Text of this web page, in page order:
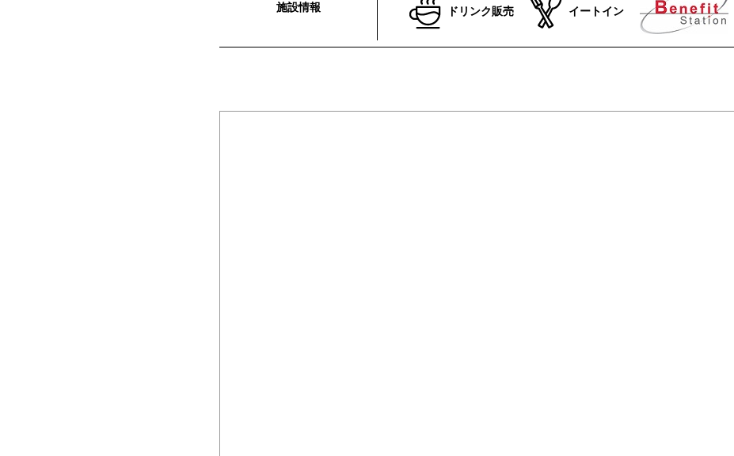
施設情報 ドリンク販売 イートイン